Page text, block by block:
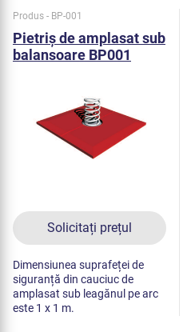
Produs - BP-001
Pietriș de amplasat sub
balansoare BP001
Solicitați prețul
Dimensiunea suprafeței de
siguranță din cauciuc de
amplasat sub leagănul pe arc
este 1 x 1 m.